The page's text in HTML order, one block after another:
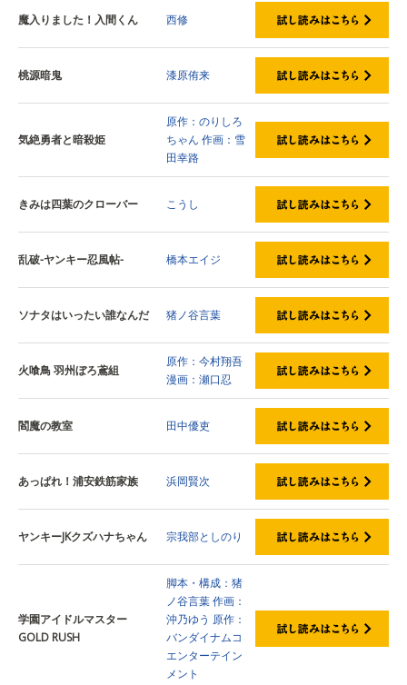
魔入りました！入間くん 西修
桃源暗鬼 漆原侑来
気絶勇者と暗殺姫
原作：のりしろ
ちゃん 作画：雪
田幸路
きみは四葉のクローバー こうし
乱破-ヤンキー忍風帖- 橋本エイジ
ソナタはいったい誰なんだ 猪ノ谷言葉
火喰鳥 羽州ぼろ鳶組
原作：今村翔吾
漫画：瀬口忍
閻魔の教室 田中優吏
あっぱれ！浦安鉄筋家族 浜岡賢次
ヤンキーJKクズハナちゃん 宗我部としのり
学園アイドルマスター
GOLD RUSH
脚本・構成：猪
ノ谷言葉作画：
沖乃ゆう 原作：
バンダイナムコ
エンターテイン
メント